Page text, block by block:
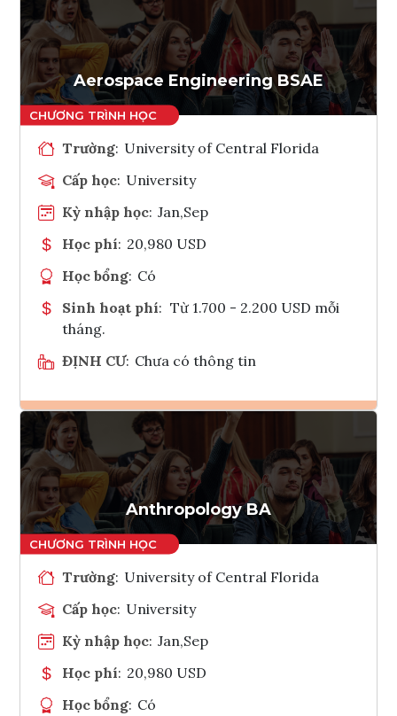
Ghi danh
Tham vấn Interlink
Aerospace Engineering BSAE
Trường: University of Central Florida
Cấp học: University
Kỳ nhập học: Jan,Sep
Học phí: 20,980 USD
Học bổng: Có
Sinh hoạt phí: Từ 1.700 - 2.200 USD mỗi
tháng.
ĐỊNH CƯ: Chưa có thông tin
Ghi danh
Tham vấn Interlink
Anthropology BA
Trường: University of Central Florida
Cấp học: University
Kỳ nhập học: Jan,Sep
Học phí: 20,980 USD
Học bổng: Có